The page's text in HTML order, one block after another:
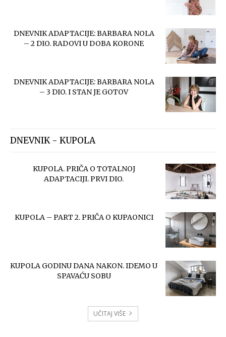
DNEVNIK ADAPTACIJE: BARBARA NOLA
– 2 DIO. RADOVI U DOBA KORONE
DNEVNIK ADAPTACIJE: BARBARA NOLA
– 3 DIO. I STAN JE GOTOV
DNEVNIK - KUPOLA
KUPOLA. PRIČA O TOTALNOJ
ADAPTACIJI. PRVI DIO.
KUPOLA – PART 2. PRIČA O KUPAONICI
KUPOLA GODINU DANA NAKON. IDEMO U
SPAVAĆU SOBU
UČITAJ VIŠE